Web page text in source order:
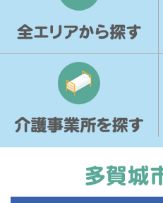
全エリアから探す